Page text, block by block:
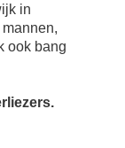
in
ook bang